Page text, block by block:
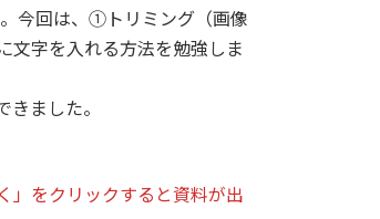
。今回は、①トリミング（画像
字を入れる方法を勉強しま
ました。
」をクリックすると資料が出